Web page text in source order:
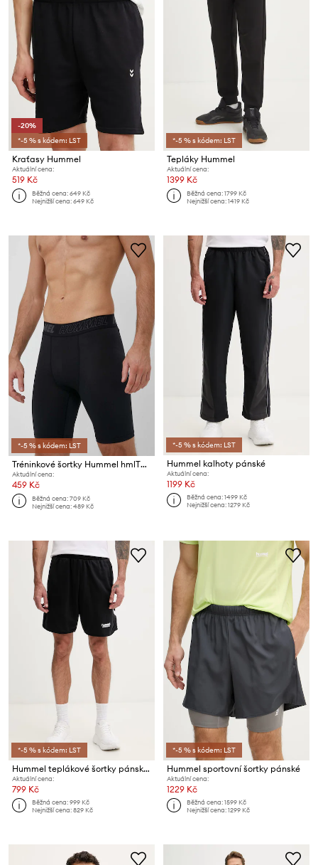
-20%
*-5 % s kódem: LST
Kraťasy Hummel
Aktuální cena:
519 Kč
Běžná cena:649 Kč
Nejnižší cena:649 Kč
*-5 % s kódem: LST
Tepláky Hummel
Aktuální cena:
1399 Kč
Běžná cena:1799 Kč
Nejnižší cena:1419 Kč
*-5 % s kódem: LST
Tréninkové šortky Hummel hmlTE TOPAZ TIGHT SHORTS
Aktuální cena:
459 Kč
Běžná cena:709 Kč
Nejnižší cena:489 Kč
*-5 % s kódem: LST
Hummel kalhoty pánské
Aktuální cena:
1199 Kč
Běžná cena:1499 Kč
Nejnižší cena:1279 Kč
*-5 % s kódem: LST
Hummel teplákové šortky pánské
Aktuální cena:
799 Kč
Běžná cena:999 Kč
Nejnižší cena:829 Kč
*-5 % s kódem: LST
Hummel sportovní šortky pánské
Aktuální cena:
1229 Kč
Běžná cena:1599 Kč
Nejnižší cena:1299 Kč